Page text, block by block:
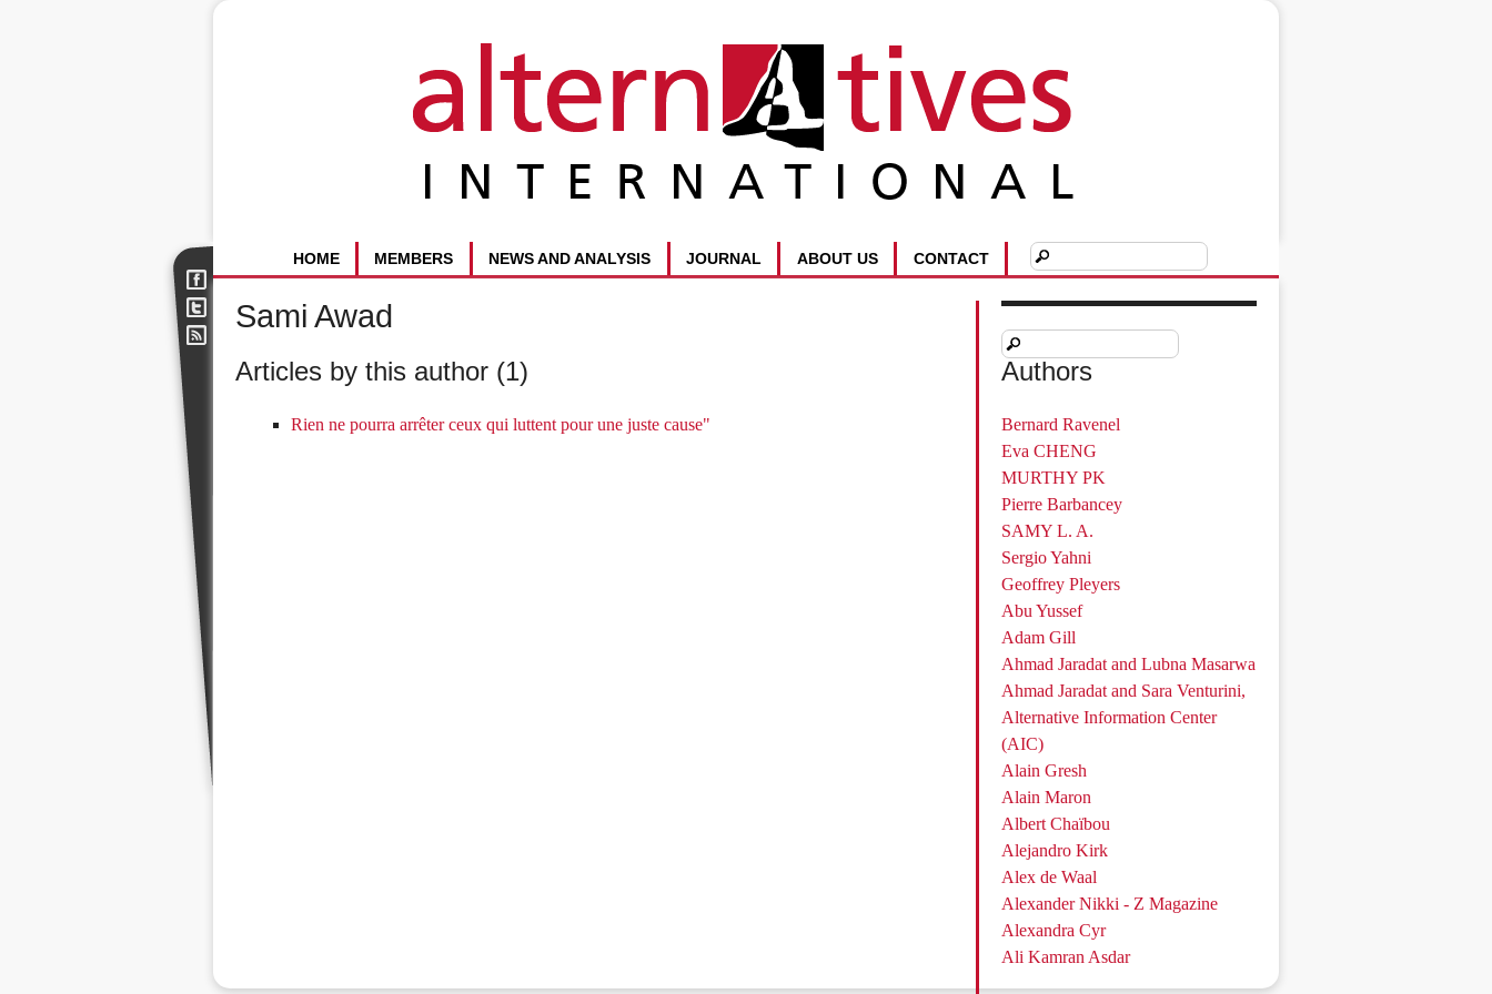
CONTACT
ABOUT US
JOURNAL
NEWS AND ANALYSIS
MEMBERS
HOME
Sami Awad
Articles by this author (1)
Rien ne pourra arrêter ceux qui luttent pour une juste cause"
Authors
Bernard Ravenel
Eva CHENG
MURTHY PK
Pierre Barbancey
SAMY L. A.
Sergio Yahni
Geoffrey Pleyers
Abu Yussef
Adam Gill
Ahmad Jaradat and Lubna Masarwa
Ahmad Jaradat and Sara Venturini,
Alternative Information Center
(AIC)
Alain Gresh
Alain Maron
Albert Chaïbou
Alejandro Kirk
Alex de Waal
Alexander Nikki - Z Magazine
Alexandra Cyr
Ali Kamran Asdar